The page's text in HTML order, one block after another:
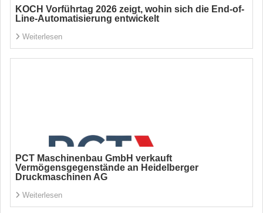
KOCH Vorführtag 2026 zeigt, wohin sich die End-of-
Line-Automatisierung entwickelt
Weiterlesen
PCT Maschinenbau GmbH verkauft
Vermögensgegenstände an Heidelberger
Druckmaschinen AG
Weiterlesen